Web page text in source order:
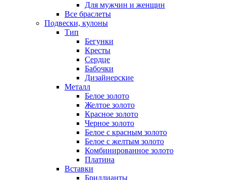
Для мужчин и женщин
Все браслеты
Подвески, кулоны
Тип
Бегунки
Кресты
Сердце
Бабочки
Дизайнерские
Металл
Белое золото
Желтое золото
Красное золото
Черное золото
Белое с красным золото
Белое с желтым золото
Комбинированное золото
Платина
Вставки
Бриллианты